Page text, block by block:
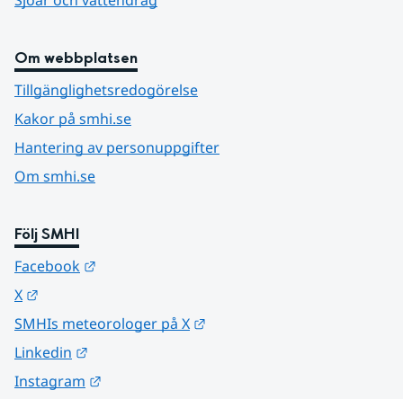
Om webbplatsen
Tillgänglighetsredogörelse
Kakor på smhi.se
Hantering av personuppgifter
Om smhi.se
Följ SMHI
Facebook
X
SMHIs meteorologer på X
Linkedin
Instagram